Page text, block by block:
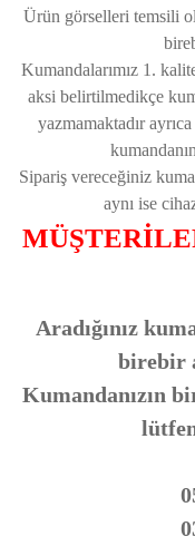
Ürün görselleri temsili
Kumandalarımız 1.
aksi belirtilmedikçe
yazmamaktadır
Sipariş vereceğiniz
aynı ise
Aradığınız
birebir
Kumandanızın